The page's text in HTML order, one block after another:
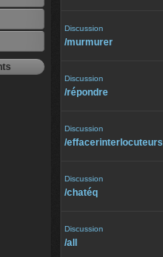
Discussion
/⁠murmurer
Discussion
/⁠répondre
Discussion
/⁠effacerinterlocuteurs
Discussion
/⁠chatéq
Discussion
/⁠all